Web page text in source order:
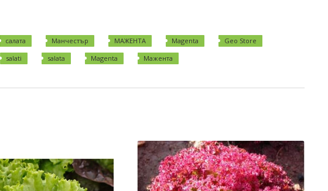
салата Манчестър МАЖЕНТА Magenta
Geo Store
salati salata Magenta Мажента